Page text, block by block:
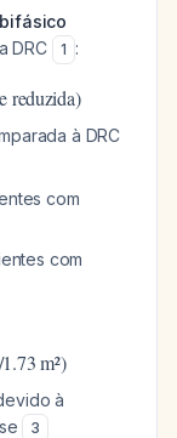
DRC 1 :
reduzida)
à DRC
com
com
m²)
à
3